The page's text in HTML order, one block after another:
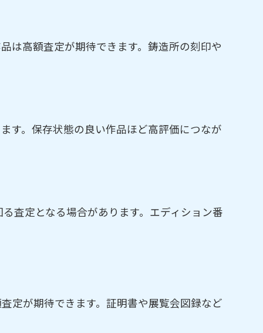
は高額査定が期待できます。鋳造所の刻印や
す。保存状態の良い作品ほど高評価につなが
査定となる場合があります。エディション番
定が期待できます。証明書や展覧会図録など